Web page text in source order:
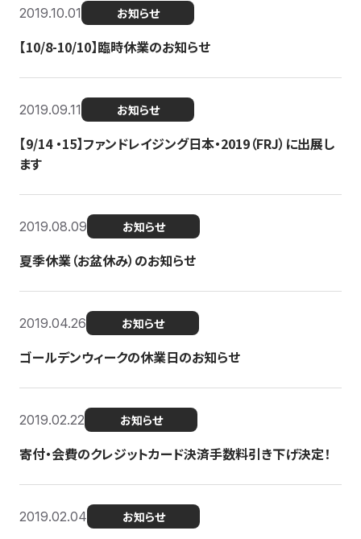
2019.10.01 お知らせ
【10/8-10/10】臨時休業のお知らせ
2019.09.11 お知らせ
【9/14 ・15】ファンドレイジング日本・2019（FRJ）に出展し
ます
2019.08.09 お知らせ
夏季休業（お盆休み）のお知らせ
2019.04.26 お知らせ
ゴールデンウィークの休業日のお知らせ
2019.02.22 お知らせ
寄付・会費のクレジットカード決済手数料引き下げ決定！
2019.02.04 お知らせ